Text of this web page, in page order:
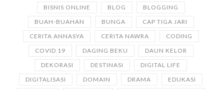
BISNIS ONLINE
BLOG
BLOGGING
BUAH-BUAHAN
BUNGA
CAP TIGA JARI
CERITA ANNASYA
CERITA NAWRA
CODING
COVID 19
DAGING BEKU
DAUN KELOR
DEKORASI
DESTINASI
DIGITAL LIFE
DIGITALISASI
DOMAIN DRAMA
EDUKASI